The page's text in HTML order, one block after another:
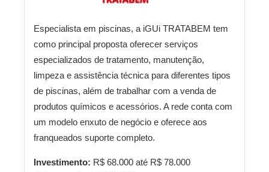
Especialista em piscinas, a iGUi TRATABEM tem
como principal proposta oferecer serviços
especializados de tratamento, manutenção,
limpeza e assistência técnica para diferentes tipos
de piscinas, além de trabalhar com a venda de
produtos químicos e acessórios. A rede conta com
um modelo enxuto de negócio e oferece aos
franqueados suporte completo.
Investimento: R$ 68.000 até R$ 78.000